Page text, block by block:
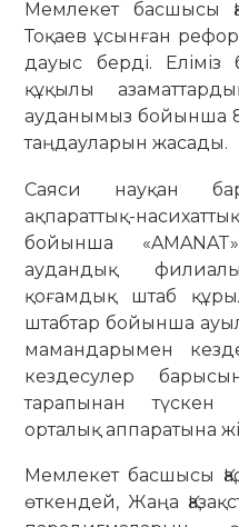
Мемлекет басшысы
Тоқаев ұсынған
дауыс берді.
құқылы
ауданымыз бойынша
таңдауларын жасады.
Саяси науқан
ақпараттық-
бойынша
аудандық
қоғамдық штаб
штабтар бойынша
мамандарымен
кездесулер
тарапынан түскен
орталық аппаратына
Мемлекет басшысы
өткендей, Жаңа